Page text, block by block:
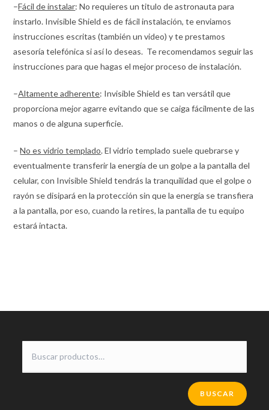
–Fácil de instalar: No requieres un titulo de astronauta para
instarlo. Invisible Shield es de fácil instalación, te enviamos
instrucciones escritas (también un video) y te prestamos
asesoría telefónica si así lo deseas. Te recomendamos seguir las
instrucciones para que hagas el mejor proceso de instalación.
–Altamente adherente: Invisible Shield es tan versátil que
proporciona mejor agarre evitando que se caiga fácilmente de las
manos o de alguna superficie.
–No es vidrio templado. El vidrio templado suele quebrarse y
eventualmente transferir la energía de un golpe a la pantalla del
celular, con Invisible Shield tendrás la tranquilidad que el golpe o
rayón se disipará en la protección sin que la energía se transfiera
a la pantalla, por eso, cuando la retires, la pantalla de tu equipo
estará intacta.
BUSCAR